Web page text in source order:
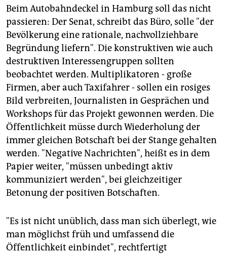
verlegen und die frei werdenden Grundstücke als
Wohnungsbauland verkaufen.
Beim Autobahndeckel in Hamburg soll das nicht
passieren: Der Senat, schreibt das Büro, solle "der
Bevölkerung eine rationale, nachvollziehbare
Begründung liefern". Die konstruktiven wie auch
destruktiven Interessengruppen sollten
beobachtet werden. Multiplikatoren - große
Firmen, aber auch Taxifahrer - sollen ein rosiges
Bild verbreiten, Journalisten in Gesprächen und
Workshops für das Projekt gewonnen werden. Die
Öffentlichkeit müsse durch Wiederholung der
immer gleichen Botschaft bei der Stange gehalten
werden. "Negative Nachrichten", heißt es in dem
Papier weiter, "müssen unbedingt aktiv
kommuniziert werden", bei gleichzeitiger
Betonung der positiven Botschaften.
"Es ist nicht unüblich, dass man sich überlegt, wie
man möglichst früh und umfassend die
Öffentlichkeit einbindet", rechtfertigt